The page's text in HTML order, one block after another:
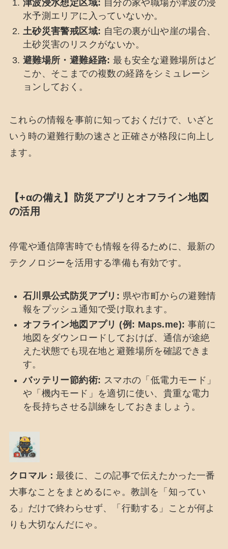
津波浸水想定区域: 自分の家や職場が津波の浸
水予測エリアに入っていないか。
土砂災害警戒区域: 自宅の裏が山や崖の場合、
土砂災害のリスクがないか。
避難場所・避難経路: 最も安全な避難場所はど
こか、そこまでの複数の経路をシミュレーシ
ョンしておく。
これらの情報を事前に知っておくだけで、いざと
いう時の避難行動の速さと正確さが格段に向上し
ます。
【+αの備え】防災アプリとオフライン地図
の活用
停電や通信障害時でも情報を得るために、最新の
テクノロジーを活用する準備も有効です。
石川県公式防災アプリ: 県や市町からの避難情
報をプッシュ通知で受け取れます。
オフライン地図アプリ (例: Maps.me): 事前に
地図をダウンロードしておけば、通信が途絶
えた状態でも現在地と避難場所を確認できま
す。
バッテリー節約術: スマホの「低電力モード」
や「機内モード」を適切に使い、貴重な電力
を長持ちさせる訓練をしておきましょう。
クロマル： 最後に、この記事で伝えたかった一番
大事なことをまとめるにゃ。教訓を「知ってい
る」だけで終わらせず、「行動する」ことが何よ
りも大切なんだにゃ。